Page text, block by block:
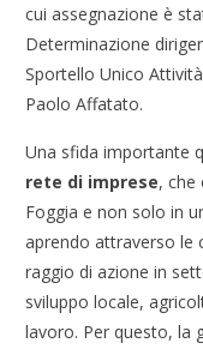
cui assegnazione è
Determinazione
Sportello Unico
Paolo Affatato.
Una sfida importante
rete di imprese, che
Foggia e non solo in
aprendo attraverso le
raggio di azione in
sviluppo locale,
lavoro. Per questo, la